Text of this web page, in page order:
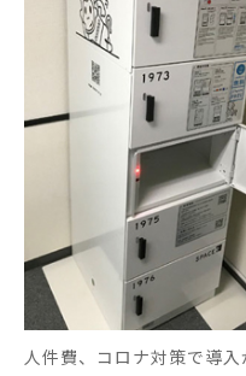
人件費、コロナ対策で導